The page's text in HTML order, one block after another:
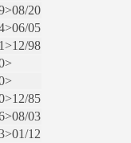
20
05
98
85
03
12